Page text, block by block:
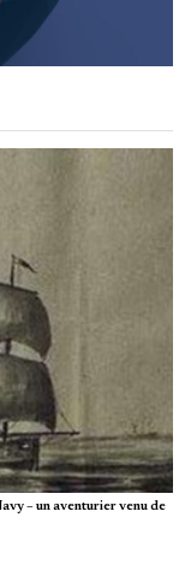
– un aventurier venu de